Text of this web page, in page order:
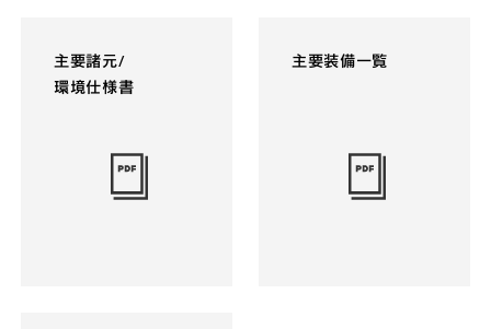
主要諸元/
環境仕様書
主要装備一覧